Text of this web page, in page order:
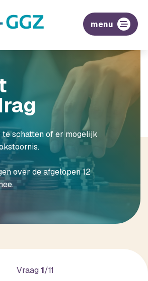
menu
schatten of er mogelijk
over de afgelopen 12
Vraag 1/11